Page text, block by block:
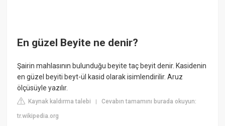
En güzel Beyite ne denir?
Şairin mahlasının bulunduğu beyite taç beyit denir. Kasidenin
en güzel beyiti beyt-ül kasid olarak isimlendirilir. Aruz
ölçüsüyle yazılır.
Kaynak kaldırma talebi |Cevabın tamamını burada okuyun:
tr.wikipedia.org